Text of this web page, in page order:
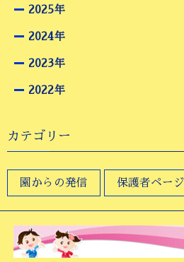
2025年
2024年
2023年
2022年
カテゴリー
園からの発信 保護者ページ